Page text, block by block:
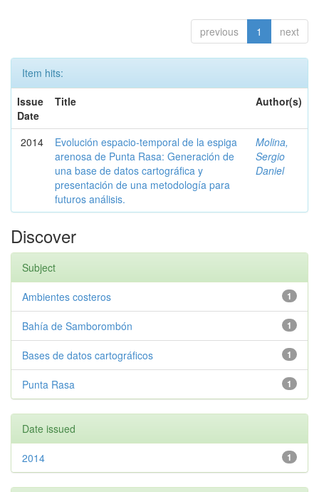
previous 1 next
Item hits:
Issue
Date
Title Author(s)
2014
Evolución espacio-temporal de la espiga
arenosa de Punta Rasa: Generación de
una base de datos cartográfica y
presentación de una metodología para
futuros análisis.
Molina,
Sergio
Daniel
Discover
Subject
1
Ambientes costeros
1
Bahía de Samborombón
1
Bases de datos cartográficos
1
Punta Rasa
Date issued
1
2014